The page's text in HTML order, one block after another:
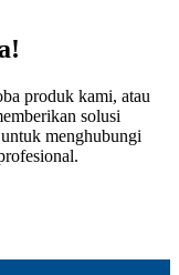
produk kami, atau
solusi
menghubungi